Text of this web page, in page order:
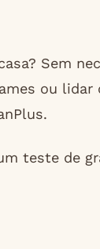
Sem
ou lidar
teste de